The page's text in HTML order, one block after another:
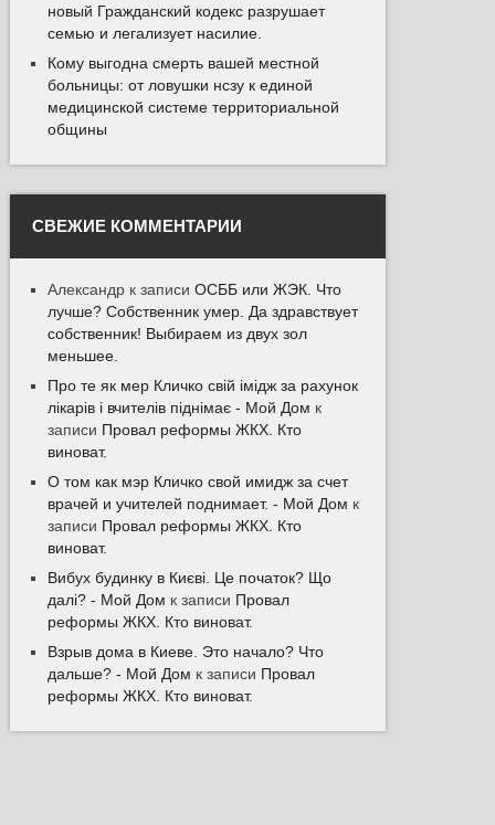
новый Гражданский кодекс разрушает
семью и легализует насилие.
Кому выгодна смерть вашей местной
больницы: от ловушки нсзу к единой
медицинской системе территориальной
общины
СВЕЖИЕ КОММЕНТАРИИ
Александрк записи ОСББ или ЖЭК. Что
лучше? Собственник умер. Да здравствует
собственник! Выбираем из двух зол
меньшее.
Про те як мер Кличко свій імідж за рахунок
лікарів і вчителів піднімає - Мой Дом к
записи Провал реформы ЖКХ. Кто
виноват.
О том как мэр Кличко свой имидж за счет
врачей и учителей поднимает. - Мой Дом к
записи Провал реформы ЖКХ. Кто
виноват.
Вибух будинку в Києві. Це початок? Що
далі? - Мой Дом к записи Провал
реформы ЖКХ. Кто виноват.
Взрыв дома в Киеве. Это начало? Что
дальше? - Мой Дом к записи Провал
реформы ЖКХ. Кто виноват.